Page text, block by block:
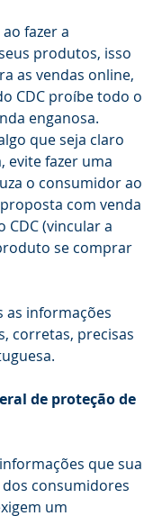
fazer a
produtos, isso
as vendas online,
CDC proíbe todo o
enganosa.
que seja claro
evite fazer uma
o consumidor ao
com venda
CDC (vincular a
se comprar
as informações
corretas, precisas
de proteção de
que sua
consumidores
um